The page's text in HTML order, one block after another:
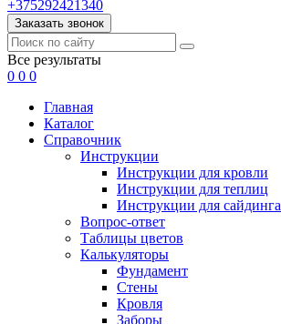
+375292421340
Заказать звонок
Все результаты
0 0 0
Главная
Каталог
Cправочник
Инструкции
Инструкции для кровли
Инструкции для теплиц
Инструкции для сайдинга
Вопрос-ответ
Таблицы цветов
Калькуляторы
Фундамент
Стены
Кровля
Заборы